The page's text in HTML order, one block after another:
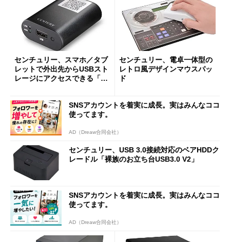
センチュリー、スマホ／タブ
レットで外出先からUSBスト
レージにアクセスできる「シ
センチュリー、電卓一体型の
レトロ風デザインマウスパッ
ド
SNSアカウントを着実に成長。実はみんなココ
使ってます。
AD（Dreaw合同会社）
センチュリー、USB 3.0接続対応のベアHDDク
レードル「裸族のお立ち台USB3.0 V2」
SNSアカウントを着実に成長。実はみんなココ
使ってます。
AD（Dreaw合同会社）